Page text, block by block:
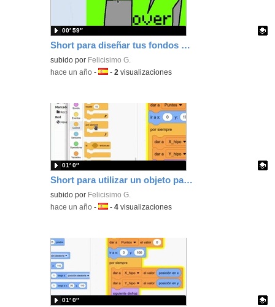
Short para diseñar tus fondos con Scracth como un vector para tus juegos de persecución
Contenido educativo.
subido por Felicisimo G.
00′ 59″
-hace un año -Idioma:
-2 visualizaciones
Short para utilizar un objeto para penalizar a tu personaje por salirte del circuito.
Contenido educativo.
subido por Felicisimo G.
01′ 0″
-hace un año -Idioma:
-4 visualizaciones
01′ 0″